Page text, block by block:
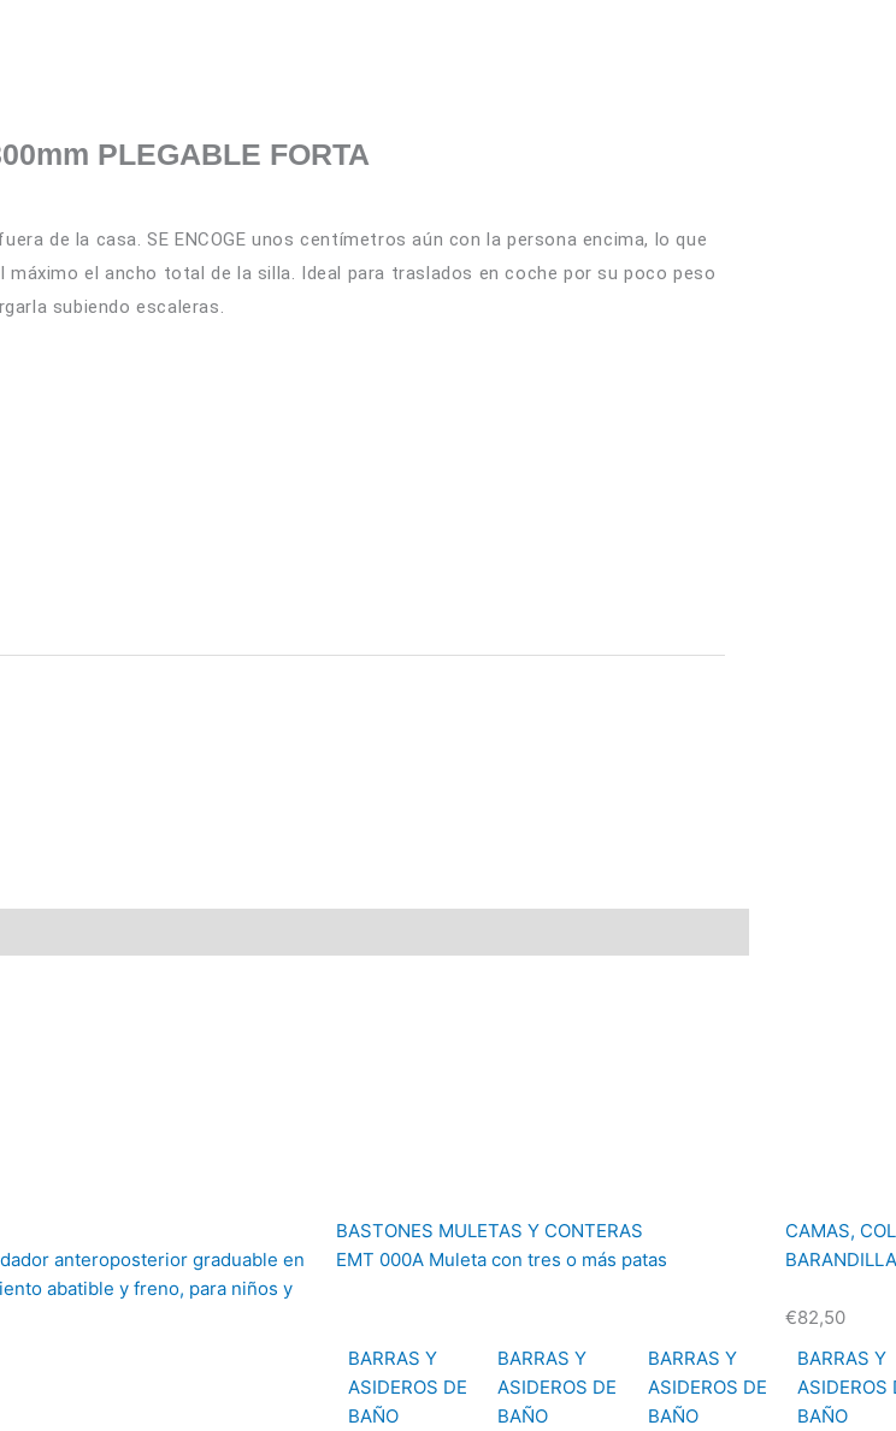
PLEGABLE FORTA
de la casa. SE ENCOGE unos centímetros aún con la persona encima, lo que
el ancho total de la silla. Ideal para traslados en coche por su poco peso
subiendo escaleras.
anteroposterior graduable en
abatible y freno, para niños y
BASTONES MULETAS Y CONTERAS
EMT 000A Muleta con tres o más patas
BARRAS Y
ASIDEROS DE
BAÑO
BARRAS Y
ASIDEROS DE
BAÑO
BARRAS Y
ASIDEROS DE
BAÑO
BARRAS Y
ASIDEROS
BAÑO
CAMAS,
€82,50